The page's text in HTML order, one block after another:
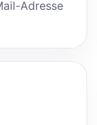
Adresse